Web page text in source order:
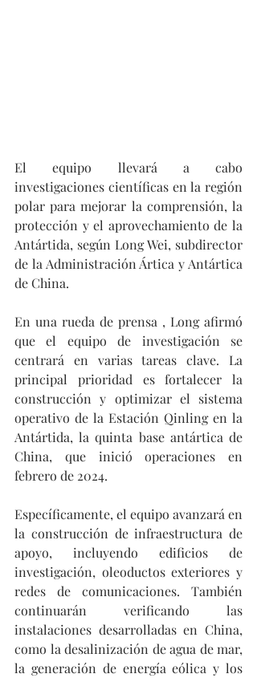
El equipo llevará a cabo
investigaciones científicas en la región
polar para mejorar la comprensión, la
protección y el aprovechamiento de la
Antártida, según Long Wei, subdirector
de la Administración Ártica y Antártica
de China.
En una rueda de prensa , Long afirmó
que el equipo de investigación se
centrará en varias tareas clave. La
principal prioridad es fortalecer la
construcción y optimizar el sistema
operativo de la Estación Qinling en la
Antártida, la quinta base antártica de
China, que inició operaciones en
febrero de 2024.
Específicamente, el equipo avanzará en
la construcción de infraestructura de
apoyo, incluyendo edificios de
investigación, oleoductos exteriores y
redes de comunicaciones. También
continuarán verificando las
instalaciones desarrolladas en China,
como la desalinización de agua de mar,
la generación de energía eólica y los